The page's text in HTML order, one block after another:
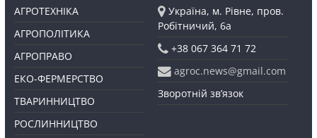
АГРОТЕХНІКА
АГРОПОЛІТИКА
АГРОПРАВО
ЕКО-ФЕРМЕРСТВО
ТВАРИННИЦТВО
РОСЛИННИЦТВО
Україна, м. Рівне, пров.
Робітничий, 6а
+38 067 364 71 72
agroc.news@gmail.com
Зворотній зв’язок